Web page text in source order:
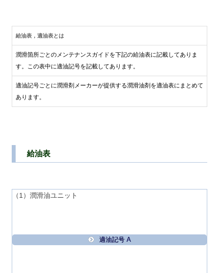
給油表，適油表とは
潤滑箇所ごとのメンテナンスガイドを下記の給油表に記載してありま
す。この表中に適油記号を記載してあります。
適油記号ごとに潤滑剤メーカーが提供する潤滑油剤を適油表にまとめて
あります。
給油表
（1）潤滑油ユニット
適油記号 A